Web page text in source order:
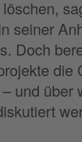
seiner
Doch
die
und über